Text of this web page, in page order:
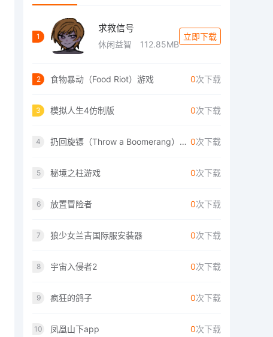
1
求救信号
休闲益智 112.85MB
立即下载
2 食物暴动（Food Riot）游戏 0次下载
3 模拟人生4仿制版 0次下载
4 扔回旋镖（Throw a Boomerang）手游 0次下载
5 秘境之柱游戏 0次下载
6 放置冒险者 0次下载
7 狼少女兰吉国际服安装器 0次下载
8 宇宙入侵者2 0次下载
9 疯狂的鸽子 0次下载
10 凤凰山下app 0次下载